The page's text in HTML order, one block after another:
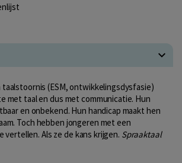
(ESM, ontwikkelingsdysfasie)
met taal en dus met communicatie. Hun
en onbekend. Hun handicap maakt hen
Toch hebben jongeren met een
vertellen. Als ze de kans krijgen. Spraaktaal